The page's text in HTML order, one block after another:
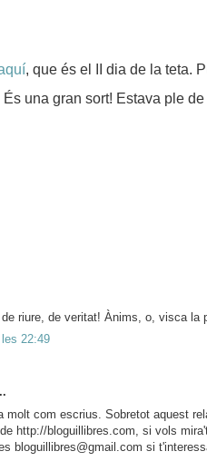
, que és el II dia de la teta.
una gran sort! Estava ple
riure, de veritat! Ànims, o, visca la
22:49
molt com escrius. Sobretot aquest
http://bloguillibres.com, si vols
bloguillibres@gmail.com si